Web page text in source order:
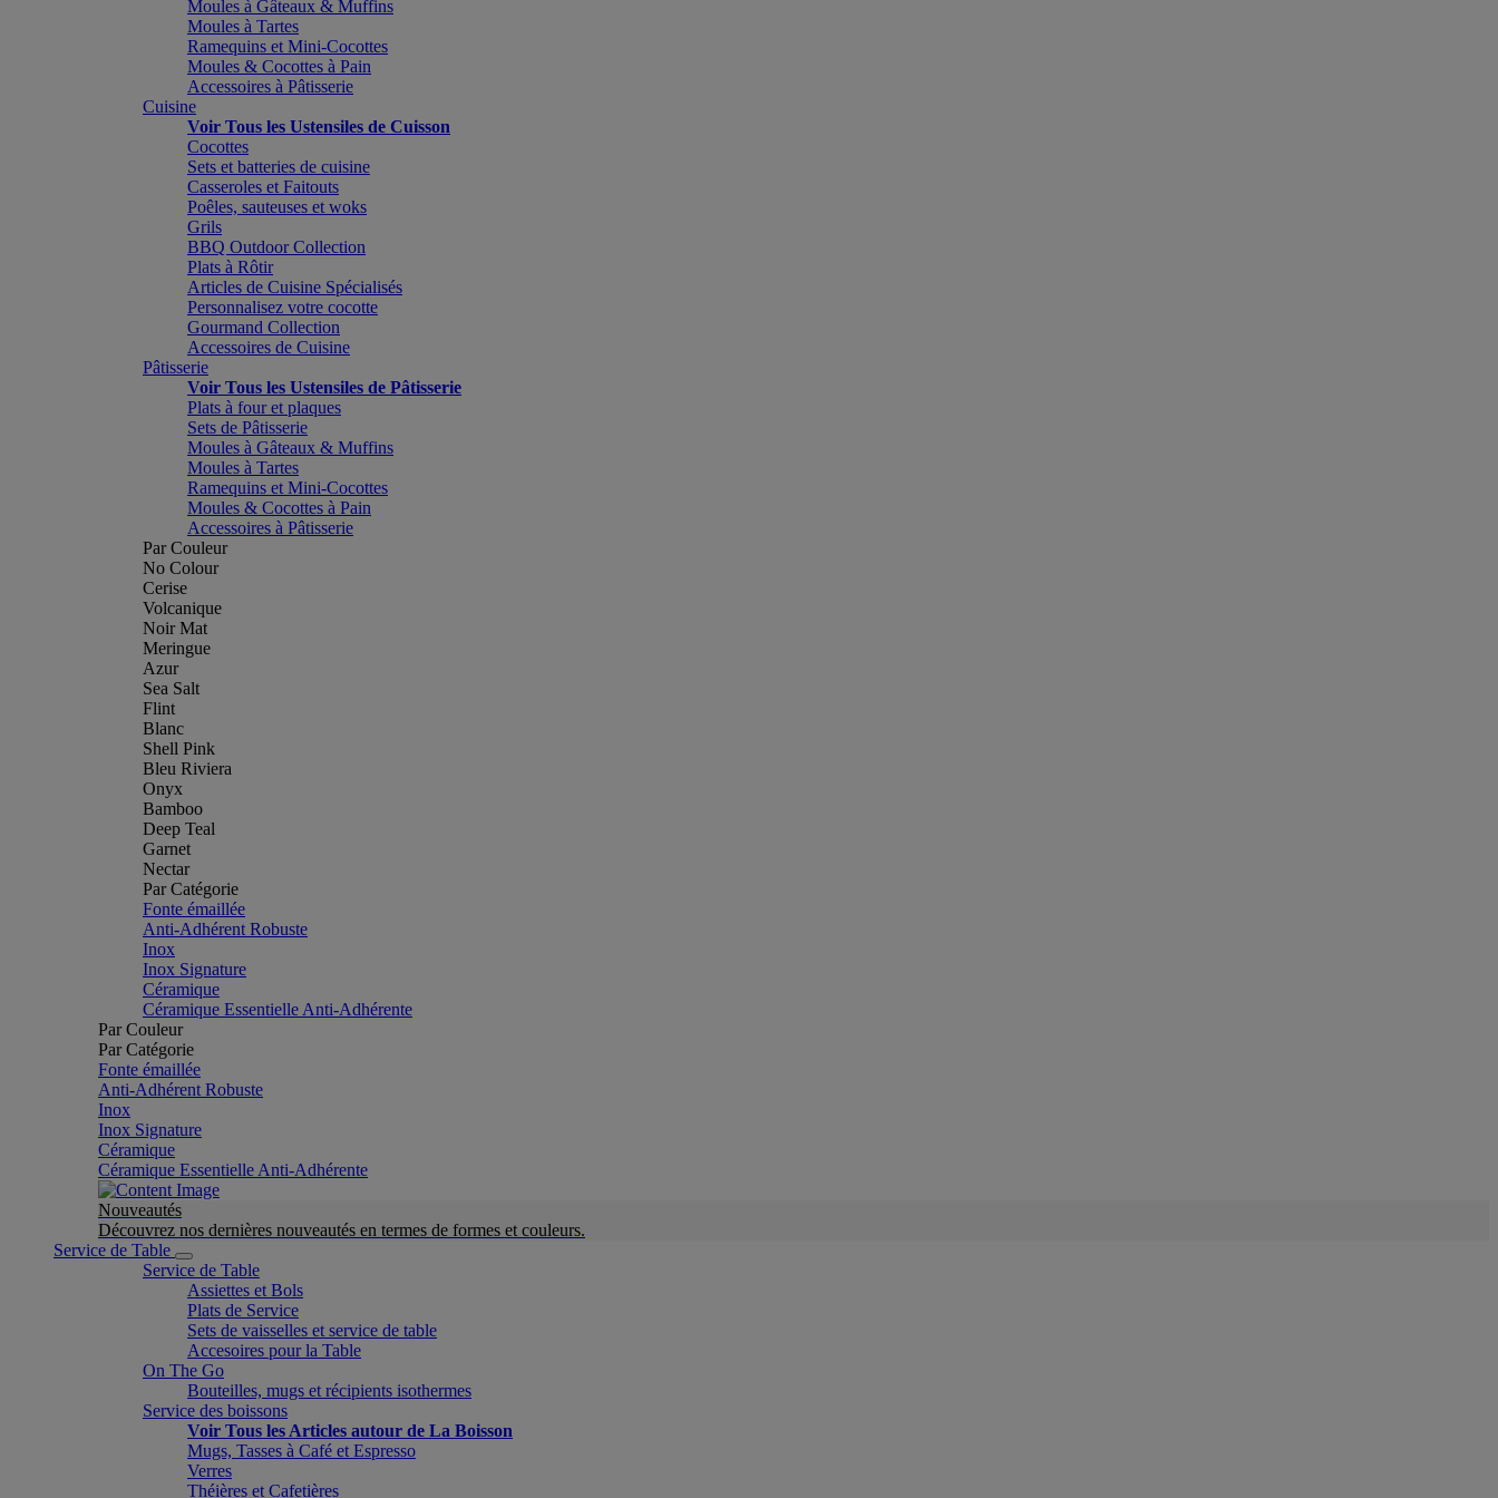
Moules à Gâteaux & Muffins
Moules à Tartes
Ramequins et Mini-Cocottes
Moules & Cocottes à Pain
Accessoires à Pâtisserie
Cuisine
Voir Tous les Ustensiles de Cuisson
Cocottes
Sets et batteries de cuisine
Casseroles et Faitouts
Poêles, sauteuses et woks
Grils
BBQ Outdoor Collection
Plats à Rôtir
Articles de Cuisine Spécialisés
Personnalisez votre cocotte
Gourmand Collection
Accessoires de Cuisine
Pâtisserie
Voir Tous les Ustensiles de Pâtisserie
Plats à four et plaques
Sets de Pâtisserie
Moules à Gâteaux & Muffins
Moules à Tartes
Ramequins et Mini-Cocottes
Moules & Cocottes à Pain
Accessoires à Pâtisserie
Par Couleur
No Colour
Cerise
Volcanique
Noir Mat
Meringue
Azur
Sea Salt
Flint
Blanc
Shell Pink
Bleu Riviera
Onyx
Bamboo
Deep Teal
Garnet
Nectar
Par Catégorie
Fonte émaillée
Anti-Adhérent Robuste
Inox
Inox Signature
Céramique
Céramique Essentielle Anti-Adhérente
Par Couleur
Par Catégorie
Fonte émaillée
Anti-Adhérent Robuste
Inox
Inox Signature
Céramique
Céramique Essentielle Anti-Adhérente
Nouveautés
Découvrez nos dernières nouveautés en termes de formes et couleurs.
Service de Table
Service de Table
Assiettes et Bols
Plats de Service
Sets de vaisselles et service de table
Accesoires pour la Table
On The Go
Bouteilles, mugs et récipients isothermes
Service des boissons
Voir Tous les Articles autour de La Boisson
Mugs, Tasses à Café et Espresso
Verres
Théières et Cafetières